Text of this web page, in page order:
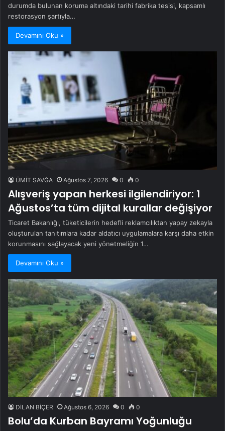
durumda bulunan koruma altındaki tarihi fabrika tesisi, kapsamlı
restorasyon şartıyla…
Devamını Oku »
ÜMİT SAVĞA Ağustos 7, 2026 0 0
Alışveriş yapan herkesi ilgilendiriyor: 1
Ağustos’ta tüm dijital kurallar değişiyor
Ticaret Bakanlığı, tüketicilerin hedefli reklamcılıktan yapay zekayla
oluşturulan tanıtımlara kadar aldatıcı uygulamalara karşı daha etkin
korunmasını sağlayacak yeni yönetmeliğin 1…
Devamını Oku »
DİLAN BİÇER Ağustos 6, 2026 0 0
Bolu’da Kurban Bayramı Yoğunluğu